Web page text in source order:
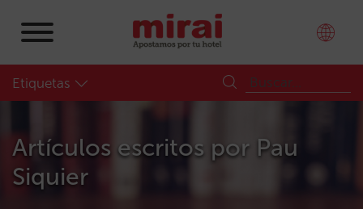
Etiquetas
Artículos escritos por Pau
Siquier